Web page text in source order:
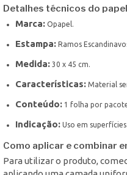
Detalhes técnicos do
Marca: Opapel.
Estampa: Ramos
Medida: 30 x 45 cm.
Características: Material
Conteúdo: 1 folha por
Indicação: Uso em
Como aplicar e combinar
Para utilizar o produto,